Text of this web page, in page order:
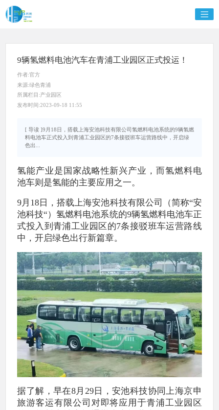
9辆氢燃料电池汽车在青浦工业园区正式投运！
作者:官方
来源:绿色青浦
所属栏目:产业园区
发布时间:2023-09-18 11:55
[ 导读 ]9月18日，搭载上海安池科技有限公司氢燃料电池系统的9辆氢燃
料电池车正式投入到青浦工业园区的7条接驳班车运营路线中，开启绿
色出...
氢能产业是国家战略性新兴产业，而氢燃料电
池车则是氢能的主要应用之一。
9月18日，搭载上海安池科技有限公司（简称“安
池科技“）氢燃料电池系统的9辆氢燃料电池车正
式投入到青浦工业园区的7条接驳班车运营路线
中，开启绿色出行新篇章。
据了解，早在8月29日，安池科技协同上海京申
旅游客运有限公司对即将应用于青浦工业园区